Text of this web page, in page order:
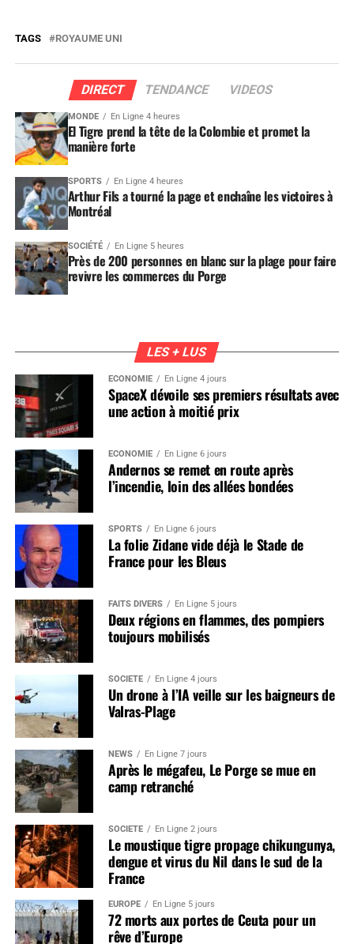
TAGS ROYAUME UNI
DIRECT TENDANCE VIDEOS
MONDE En Ligne 4 heures
El Tigre prend la tête de la Colombie et promet la
manière forte
SPORTS En Ligne 4 heures
Arthur Fils a tourné la page et enchaîne les victoires à
Montréal
SOCIÉTÉ En Ligne 5 heures
Près de 200 personnes en blanc sur la plage pour faire
revivre les commerces du Porge
LES + LUS
ÉCONOMIE En Ligne 4 jours
SpaceX dévoile ses premiers résultats avec
une action à moitié prix
ÉCONOMIE En Ligne 6 jours
Andernos se remet en route après
l’incendie, loin des allées bondées
SPORTS En Ligne 6 jours
La folie Zidane vide déjà le Stade de
France pour les Bleus
FAITS DIVERS En Ligne 5 jours
Deux régions en flammes, des pompiers
toujours mobilisés
SOCIÉTÉ En Ligne 4 jours
Un drone à l’IA veille sur les baigneurs de
Valras-Plage
NEWS En Ligne 7 jours
Après le mégafeu, Le Porge se mue en
camp retranché
SOCIÉTÉ En Ligne 2 jours
Le moustique tigre propage chikungunya,
dengue et virus du Nil dans le sud de la
France
EUROPE En Ligne 5 jours
72 morts aux portes de Ceuta pour un
rêve d’Europe